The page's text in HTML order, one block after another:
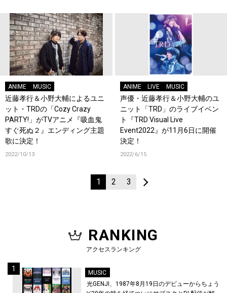
ANIME MUSIC
近藤孝行＆小野大輔によるユニ
ット・TRDの「Cozy Crazy
PARTY!」がTVアニメ『吸血鬼
すぐ死ぬ２』エンディング主題
歌に決定！
2022/10/13
ANIME LIVE MUSIC
声優・近藤孝行＆小野大輔のユ
ニット「TRD」のライブイベン
ト『TRD Visual Live
Event2022』が11月6日に開催
決定！
2022/6/15
1 2 3
RANKING
アクセスランキング
MUSIC
光GENJI、1987年8月19日のデビューからちょう